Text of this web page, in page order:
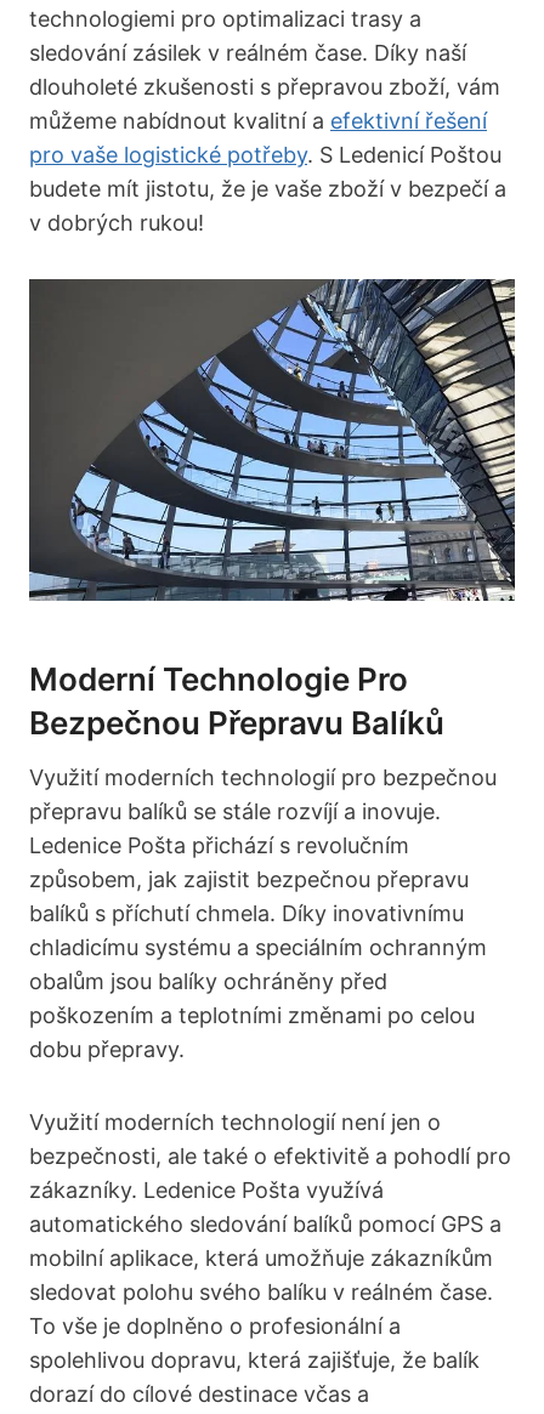
technologiemi pro optimalizaci trasy a
sledování zásilek v reálném čase. Díky naší
dlouholeté zkušenosti s přepravou zboží, vám
můžeme nabídnout kvalitní a efektivní řešení
pro vaše logistické potřeby. S Ledenicí Poštou
budete mít jistotu, že je vaše zboží v bezpečí a
v dobrých rukou!
Moderní Technologie Pro
Bezpečnou Přepravu Balíků
Využití moderních technologií pro bezpečnou
přepravu balíků se stále rozvíjí a inovuje.
Ledenice Pošta přichází s revolučním
způsobem, jak zajistit bezpečnou přepravu
balíků s příchutí chmela. Díky inovativnímu
chladicímu systému a speciálním ochranným
obalům jsou balíky ochráněny před
poškozením a teplotními změnami po celou
dobu přepravy.
Využití moderních technologií není jen o
bezpečnosti, ale také o efektivitě a pohodlí pro
zákazníky. Ledenice Pošta využívá
automatického sledování balíků pomocí GPS a
mobilní aplikace, která umožňuje zákazníkům
sledovat polohu svého balíku v reálném čase.
To vše je doplněno o profesionální a
spolehlivou dopravu, která zajišťuje, že balík
dorazí do cílové destinace včas a